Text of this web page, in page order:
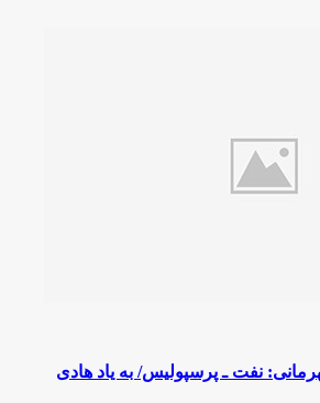
قهرمانی: نفت ـ پرسپولیس/ به یاد هادی